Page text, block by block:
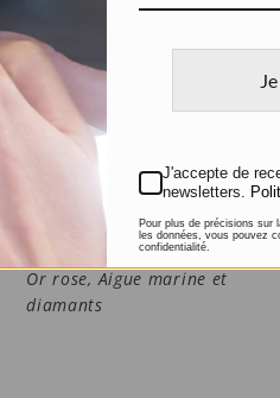
Bague hexagonale
Or rose, Aigue marine et
diamants
J'accepte de
newsletters.
Pour plus de précisions sur
les données, vous pouvez
confidentialité.